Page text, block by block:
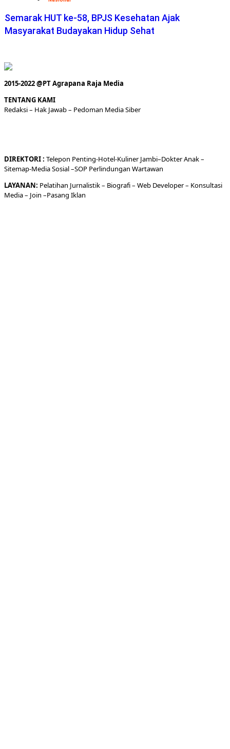
Semarak HUT ke-58, BPJS Kesehatan Ajak
Masyarakat Budayakan Hidup Sehat
2015-2022 @PT Agrapana Raja Media
TENTANG KAMI
Redaksi– Hak Jawab – Pedoman Media Siber
DIREKTORI: Telepon Penting-Hotel-KulinerJambi–DokterAnak –
Sitemap-Media Sosial –SOP Perlindungan Wartawan
LAYANAN: Pelatihan Jurnalistik – Biografi– Web Developer– Konsultasi
Media– Join –Pasang Iklan